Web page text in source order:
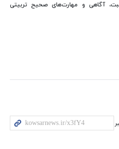
آگاهی و مهارت‌های صحیح تربیتی